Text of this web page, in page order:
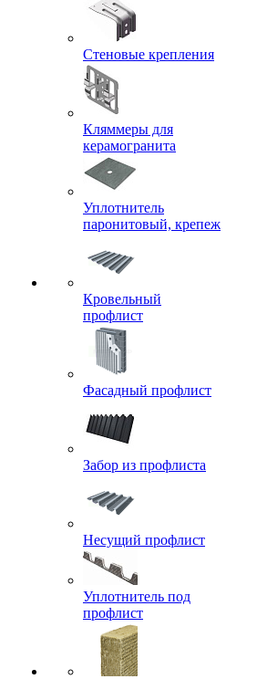
Стеновые крепления
Кляммеры для
керамогранита
Уплотнитель
паронитовый, крепеж
Кровельный
профлист
Фасадный профлист
Забор из профлиста
Несущий профлист
Уплотнитель под
профлист